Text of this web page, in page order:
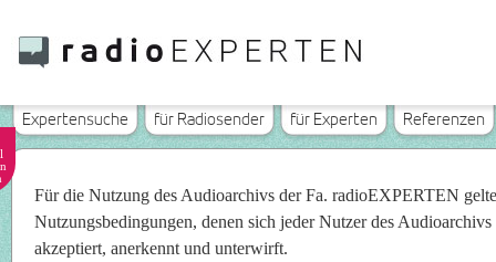
Expertensuche für Radiosender für Experten Referenzen
Für die Nutzung des Audioarchivs der Fa. radioEXPERTEN
Nutzungsbedingungen, denen sich jeder Nutzer des
akzeptiert, anerkennt und unterwirft.